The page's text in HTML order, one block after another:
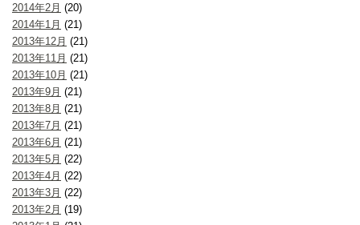
2014年2月 (20)
2014年1月 (21)
2013年12月 (21)
2013年11月 (21)
2013年10月 (21)
2013年9月 (21)
2013年8月 (21)
2013年7月 (21)
2013年6月 (21)
2013年5月 (22)
2013年4月 (22)
2013年3月 (22)
2013年2月 (19)